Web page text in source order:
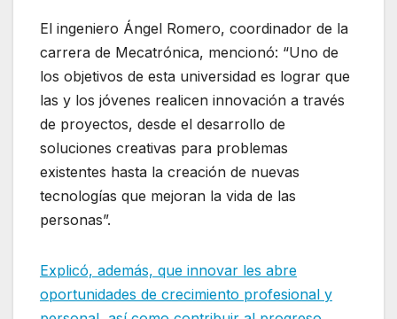
El ingeniero Ángel Romero, coordinador de la
carrera de Mecatrónica, mencionó: “Uno de
los objetivos de esta universidad es lograr que
las y los jóvenes realicen innovación a través
de proyectos, desde el desarrollo de
soluciones creativas para problemas
existentes hasta la creación de nuevas
tecnologías que mejoran la vida de las
personas”.
Explicó, además, que innovar les abre
oportunidades de crecimiento profesional y